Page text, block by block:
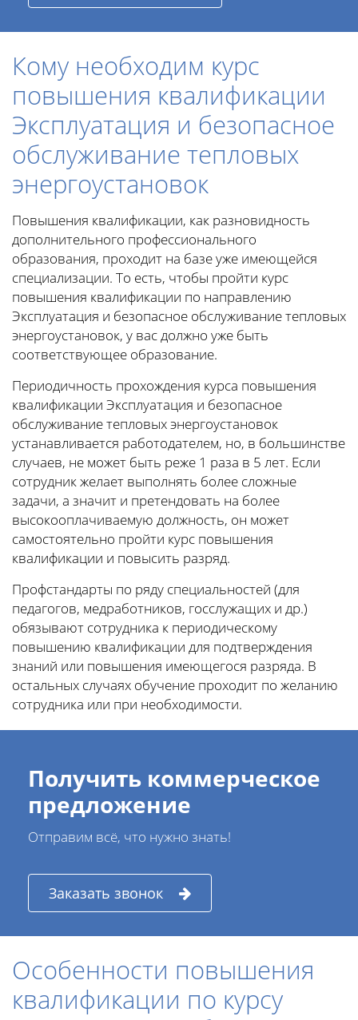
Кому необходим курс
повышения квалификации
Эксплуатация и безопасное
обслуживание тепловых
энергоустановок
Повышения квалификации, как разновидность
дополнительного профессионального
образования, проходит на базе уже имеющейся
специализации. То есть, чтобы пройти курс
повышения квалификации по направлению
Эксплуатация и безопасное обслуживание тепловых
энергоустановок, у вас должно уже быть
соответствующее образование.
Периодичность прохождения курса повышения
квалификации Эксплуатация и безопасное
обслуживание тепловых энергоустановок
устанавливается работодателем, но, в большинстве
случаев, не может быть реже 1 раза в 5 лет. Если
сотрудник желает выполнять более сложные
задачи, а значит и претендовать на более
высокооплачиваемую должность, он может
самостоятельно пройти курс повышения
квалификации и повысить разряд.
Профстандарты по ряду специальностей (для
педагогов, медработников, госслужащих и др.)
обязывают сотрудника к периодическому
повышению квалификации для подтверждения
знаний или повышения имеющегося разряда. В
остальных случаях обучение проходит по желанию
сотрудника или при необходимости.
Получить коммерческое
предложение
Отправим всё, что нужно знать!
Заказать звонок
Особенности повышения
квалификации по курсу